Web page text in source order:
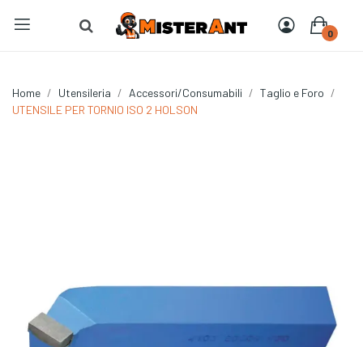
0
Home Utensileria Accessori/Consumabili
Taglio e Foro
UTENSILE PER TORNIO ISO 2 HOLSON